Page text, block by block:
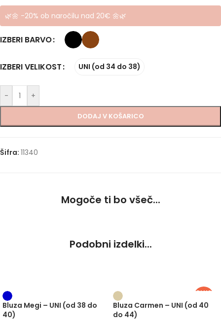
🌿🌼 -20% ob naročilu nad 20€ 🌼🌿
IZBERI BARVO
IZBERI VELIKOST UNI (od 34 do 38)
- +
DODAJ V KOŠARICO
Šifra: 11340
Mogoče ti bo všeč...
Podobni izdelki...
Bluza Megi – UNI (od 38 do
40)
PLUS
Bluza Carmen – UNI (od 40
do 44)